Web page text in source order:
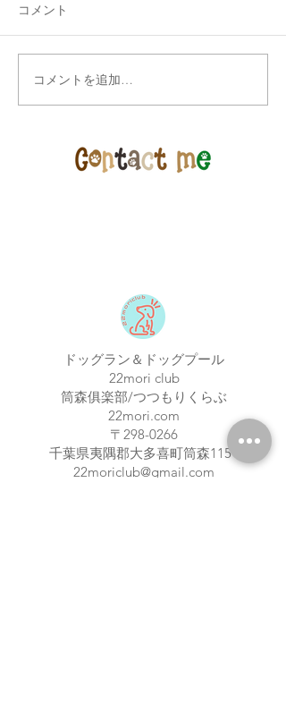
営業時間の変更と今期プ
ールオープン及び価格一
コメント
コメントを追加…
ドッグラン＆ドッグプール
22mori club
筒森俱楽部/つつもりくらぶ
22mori.com
〒298-0266
​千葉県夷隅郡大多喜町筒森1151
22moriclub@gmail.com